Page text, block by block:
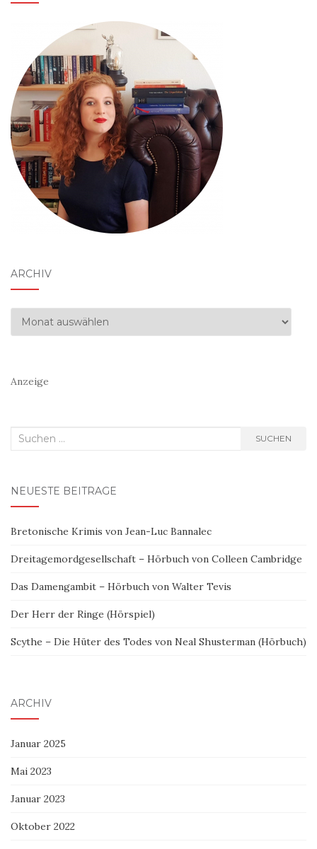
ARCHIV
Archiv
Anzeige
Suchen
SUCHEN
NEUESTE BEITRÄGE
Bretonische Krimis von Jean-Luc Bannalec
Dreitagemordgesellschaft – Hörbuch von Colleen Cambridge
Das Damengambit – Hörbuch von Walter Tevis
Der Herr der Ringe (Hörspiel)
Scythe – Die Hüter des Todes von Neal Shusterman (Hörbuch)
ARCHIV
Januar 2025
Mai 2023
Januar 2023
Oktober 2022